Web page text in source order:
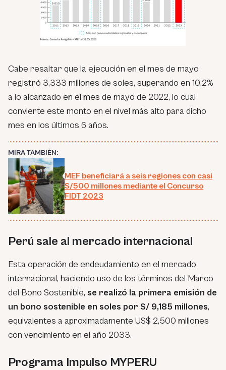
Cabe resaltar que la ejecución en el mes de mayo
registró 3,333 millones de soles, superando en 10.2%
a lo alcanzado en el mes de mayo de 2022, lo cual
convierte este monto en el nivel más alto para dicho
mes en los últimos 6 años.
MIRA TAMBIÉN:
MEF beneficiará a seis regiones con casi
S/500 millones mediante el Concurso
FIDT 2023
Perú sale al mercado internacional
Esta operación de endeudamiento en el mercado
internacional, haciendo uso de los términos del Marco
del Bono Sostenible, se realizó la primera emisión de
un bono sostenible en soles por S/ 9,185 millones,
equivalentes a aproximadamente US$ 2,500 millones
con vencimiento en el año 2033.
Programa Impulso MYPERU